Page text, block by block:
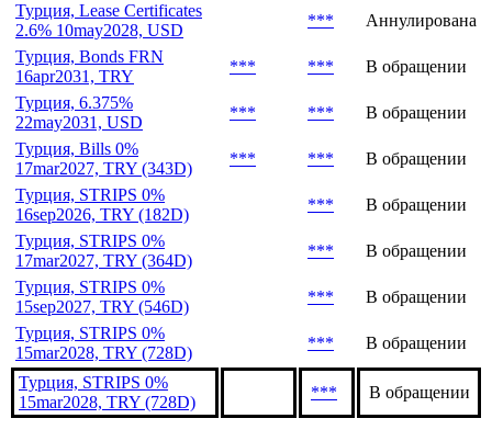
Турция, Lease Certificates
2.6% 10may2028, USD
***
Аннулирована
Турция, Bonds FRN
16apr2031, TRY
*** ***
В обращении
Турция, 6.375%
22may2031, USD
*** ***
В обращении
Турция, Bills 0%
17mar2027, TRY (343D)
*** ***
В обращении
Турция, STRIPS 0%
16sep2026, TRY (182D)
***
В обращении
Турция, STRIPS 0%
17mar2027, TRY (364D)
***
В обращении
Турция, STRIPS 0%
15sep2027, TRY (546D)
***
В обращении
Турция, STRIPS 0%
15mar2028, TRY (728D)
*** В обращении
Турция, STRIPS 0%
15mar2028, TRY (728D)
*** В обращении